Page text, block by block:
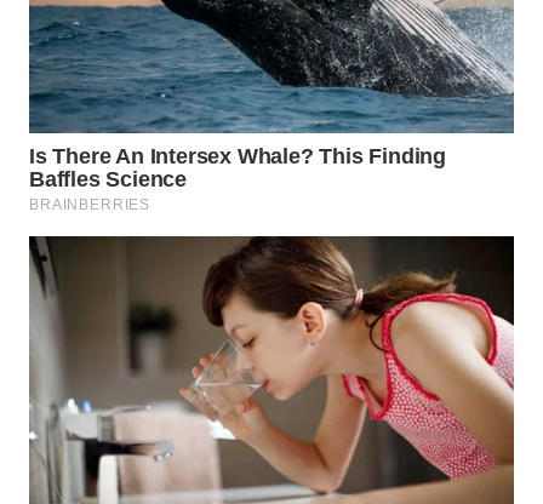
WN
PRIANGAN
TIMUR
WN
SEMARANG
SOLO
WN
MADURA